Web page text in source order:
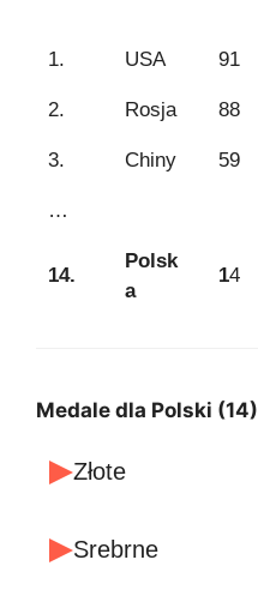
1. USA 91
2. Rosja 88
3. Chiny 59
…
14.
Polsk
a
14
Medale dla Polski (14)
Złote
Srebrne